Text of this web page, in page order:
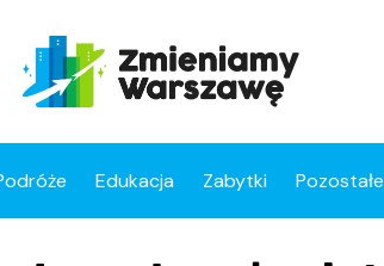
Edukacja Zabytki Pozostałe